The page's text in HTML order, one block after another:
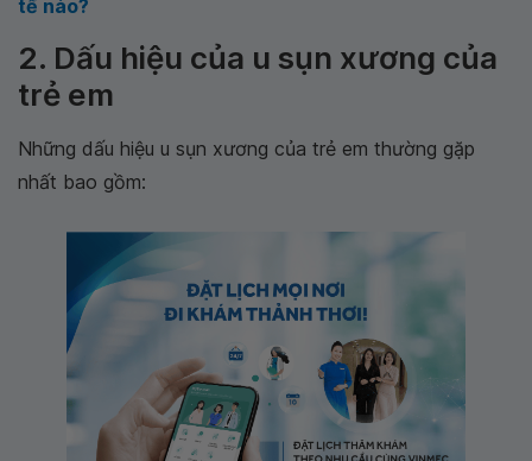
y tế nào?
2. Dấu hiệu của u sụn xương của
trẻ em
Những dấu hiệu u sụn xương của trẻ em thường gặp
nhất bao gồm: